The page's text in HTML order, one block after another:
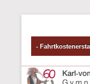
Primäres Menü
Zum Inhalt wechseln
-